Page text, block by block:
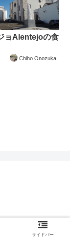
ョAlentejoの食
Chiho Onozuka
サイドバー